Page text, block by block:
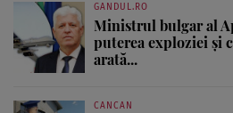
GANDUL.RO
Ministrul bulgar al
puterea exploziei și
arată...
CANCAN